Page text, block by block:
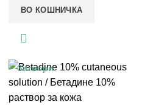
ВО КОШНИЧКА
Затвори